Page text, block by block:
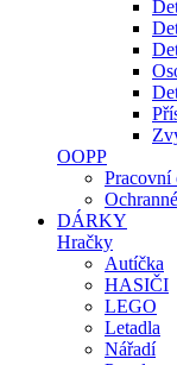
OOPP
Pracovní
DÁRKY
Hračky
Autíčka
HASIČI
LEGO
Letadla
Nářadí